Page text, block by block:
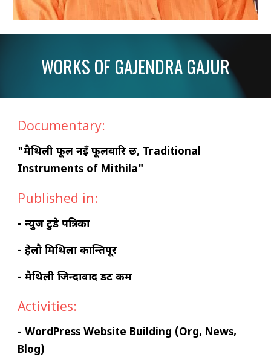
WORKS OF GAJENDRA GAJUR
Documentary:
"मैथिली फूल नइँ फूलबारि छी, Traditional
Instruments of Mithila"
Published in:
- न्युज टुडे पत्रिका
- हेलाै मिथिला कान्तिपूर
- मैथिली जिन्दावाद डट कम
Activities:
- WordPress Website Building (Org, News,
Blog)